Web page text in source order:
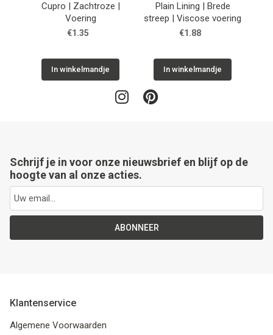
Cupro | Zachtroze |
Voering
€1.35
In winkelmandje
Plain Lining | Brede
streep | Viscose voering
€1.88
In winkelmandje
Schrijf je in voor onze nieuwsbrief en blijf op de
hoogte van al onze acties.
ABONNEER
Klantenservice
Algemene Voorwaarden